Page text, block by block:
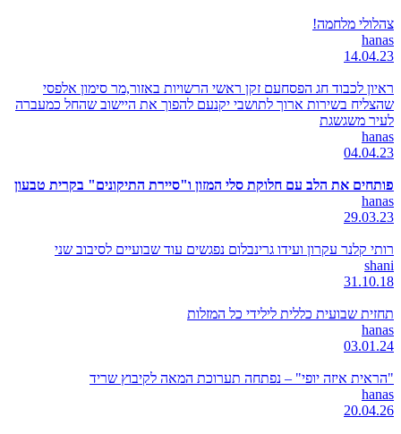
צהלולי מלחמה!
hanas
14.04.23
ראיון לכבוד חג הפסחעם זקן ראשי הרשויות באזור,מר סימון אלפסי
שהצליח בשירות ארוך לתושבי יקנעם להפוך את היישוב שהחל כמעברה
לעיר משגשגת
hanas
04.04.23
פותחים את הלב עם חלוקת סלי המזון ו"סיירת התיקונים" בקרית טבעון
hanas
29.03.23
רותי קלנר עקרון ועידו גרינבלום נפגשים עוד שבועיים לסיבוב שני
shani
31.10.18
תחזית שבועית כללית לילידי כל המזלות
hanas
03.01.24
"הראית איזה יופי" – נפתחה תערוכת המאה לקיבוץ שריד
hanas
20.04.26